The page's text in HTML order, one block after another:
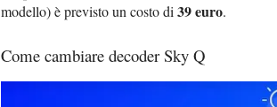
modello) è previsto un costo di 39 euro.
Come cambiare decoder Sky Q